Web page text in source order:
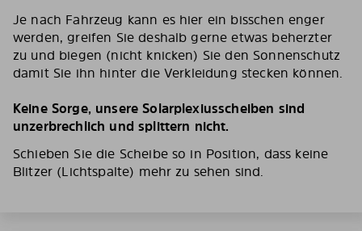
Je nach Fahrzeug kann es hier ein bisschen enger
werden, greifen Sie deshalb gerne etwas beherzter
zu und biegen (nicht knicken) Sie den Sonnenschutz
damit Sie ihn hinter die Verkleidung stecken können.
Keine Sorge, unsere Solarplexiusscheiben sind
unzerbrechlich und splittern nicht.
Schieben Sie die Scheibe so in Position, dass keine
Blitzer (Lichtspalte) mehr zu sehen sind.